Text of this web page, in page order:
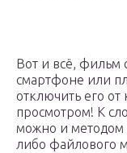
Вот и всё, фильм
смартфоне или
отключить его от
просмотром! К
можно и методом
либо файлового